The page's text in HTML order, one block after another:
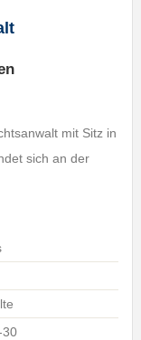
mit Sitz in
sich an der
30